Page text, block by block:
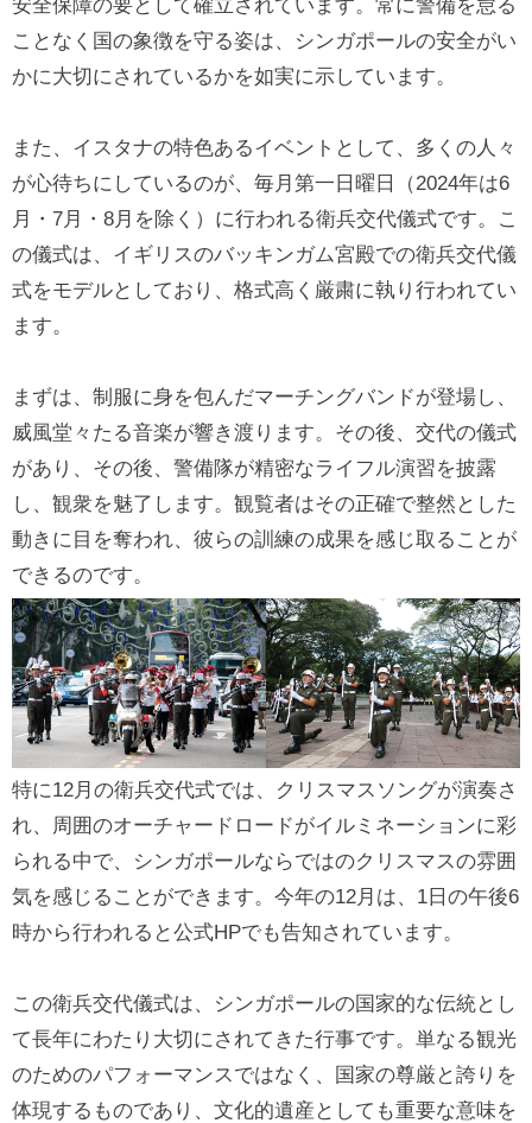
安全保障の要として確立されています。常に警備を怠る
ことなく国の象徴を守る姿は、シンガポールの安全がい
かに大切にされているかを如実に示しています。
また、イスタナの特色あるイベントとして、多くの人々
が心待ちにしているのが、毎月第一日曜日（2024年は6
月・7月・8月を除く）に行われる衛兵交代儀式です。こ
の儀式は、イギリスのバッキンガム宮殿での衛兵交代儀
式をモデルとしており、格式高く厳粛に執り行われてい
ます。
まずは、制服に身を包んだマーチングバンドが登場し、
威風堂々たる音楽が響き渡ります。その後、交代の儀式
があり、その後、警備隊が精密なライフル演習を披露
し、観衆を魅了します。観覧者はその正確で整然とした
動きに目を奪われ、彼らの訓練の成果を感じ取ることが
できるのです。
特に12月の衛兵交代式では、クリスマスソングが演奏さ
れ、周囲のオーチャードロードがイルミネーションに彩
られる中で、シンガポールならではのクリスマスの雰囲
気を感じることができます。今年の12月は、1日の午後6
時から行われると公式HPでも告知されています。
この衛兵交代儀式は、シンガポールの国家的な伝統とし
て長年にわたり大切にされてきた行事です。単なる観光
のためのパフォーマンスではなく、国家の尊厳と誇りを
体現するものであり、文化的遺産としても重要な意味を